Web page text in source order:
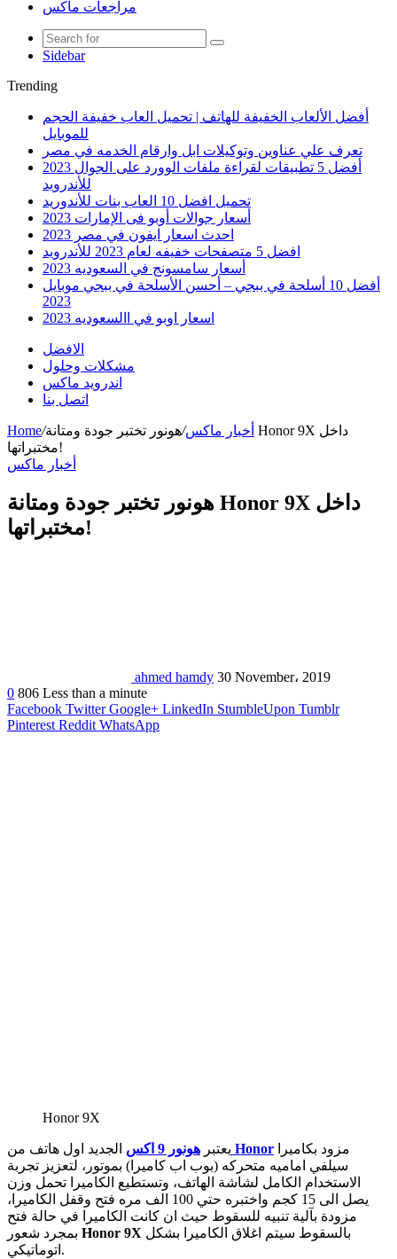
مراجعات ماكس
Sidebar
Trending
أفضل الألعاب الخفيفة للهاتف | تحميل العاب خفيفة الحجم
للموبايل
تعرف علي عناوين وتوكيلات ابل وارقام الخدمه في مصر
أفضل 5 تطبيقات لقراءة ملفات الوورد على الجوال 2023
للأندرويد
تحميل افضل 10 العاب بنات للأندوريد
أسعار جوالات أوبو فى الإمارات 2023
احدث اسعار ايفون في مصر 2023
افضل 5 متصفحات خفيفه لعام 2023 للأندرويد
أسعار سامسونج في السعوديه 2023
أفضل 10 أسلحة في ببجي – أحسن الأسلحة في ببجي موبايل
2023
اسعار اوبو في االسعوديه 2023
الافضل
مشكلات وحلول
اندرويد ماكس
اتصل بنا
Home/ أخبار ماكس/هونور تختبر جودة ومتانة Honor 9X داخل
مختبراتها!
أخبار ماكس
هونور تختبر جودة ومتانة Honor 9X داخل
مختبراتها!
ahmed hamdy 30 November، 2019
0 806 Less than a minute
Facebook Twitter Google+ LinkedIn StumbleUpon Tumblr
Pinterest Reddit WhatsApp
Honor 9X
يعتبر هونور 9 اكس الجديد اول هاتف من Honor
سيلفي اماميه متحركه (بوب اب كاميرا) بموتور، لتعزيز تجربة
الاستخدام الكامل لشاشة الهاتف، وتستطيع الكاميرا تحمل وزن
يصل الى 15 كجم واختبره حتي 100 الف مره فتح وقفل الكاميرا،
مزودة بآلية تنبيه للسقوط حيث ان كانت الكاميرا في حالة فتح
بمجرد شعور Honor 9X
اتوماتيكي.